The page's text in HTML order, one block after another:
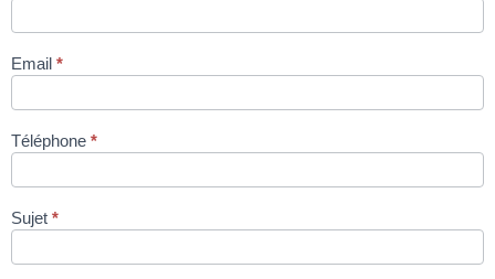
steak via site
Email *
Téléphone *
Sujet *